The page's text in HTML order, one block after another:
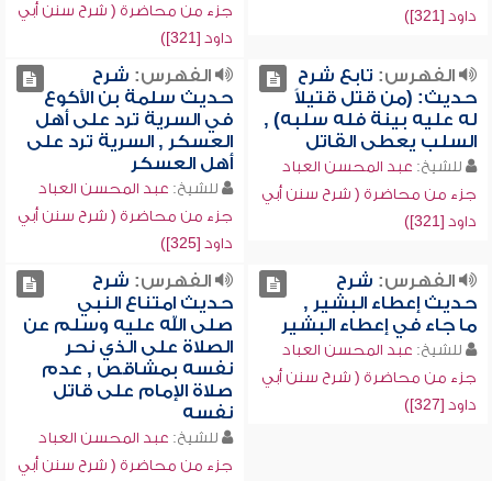
داود [321])
جزء من محاضرة ( شرح سنن أبي
داود [321])
الفهرس: تابع شرح
حديث: (من قتل قتيلاً
له عليه بينة فله سلبه) ,
السلب يعطى القاتل
للشيخ: عبد المحسن العباد
جزء من محاضرة ( شرح سنن أبي
داود [321])
الفهرس: شرح
حديث سلمة بن الأكوع
في السرية ترد على أهل
العسكر , السرية ترد على
أهل العسكر
للشيخ: عبد المحسن العباد
جزء من محاضرة ( شرح سنن أبي
داود [325])
الفهرس: شرح
حديث إعطاء البشير ,
ما جاء في إعطاء البشير
للشيخ: عبد المحسن العباد
جزء من محاضرة ( شرح سنن أبي
داود [327])
الفهرس: شرح
حديث امتناع النبي
صلى الله عليه وسلم عن
الصلاة على الذي نحر
نفسه بمشاقص , عدم
صلاة الإمام على قاتل
نفسه
للشيخ: عبد المحسن العباد
جزء من محاضرة ( شرح سنن أبي